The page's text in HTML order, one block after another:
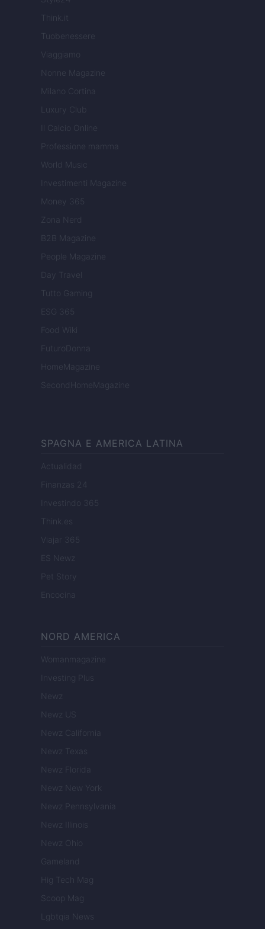
Think.it
Tuobenessere
Viaggiamo
Nonne Magazine
Milano Cortina
Luxury Club
Il Calcio Online
Professione mamma
World Music
Investimenti Magazine
Money 365
Zona Nerd
B2B Magazine
People Magazine
Day Travel
Tutto Gaming
ESG 365
Food Wiki
FuturoDonna
HomeMagazine
SecondHomeMagazine
SPAGNA E AMERICA LATINA
Actualidad
Finanzas 24
Investindo 365
Think.es
Viajar 365
ES Newz
Pet Story
Encocina
NORD AMERICA
Womanmagazine
Investing Plus
Newz
Newz US
Newz California
Newz Texas
Newz Florida
Newz New York
Newz Pennsylvania
Newz Illinois
Newz Ohio
Gameland
Hig Tech Mag
Scoop Mag
Lgbtqia News